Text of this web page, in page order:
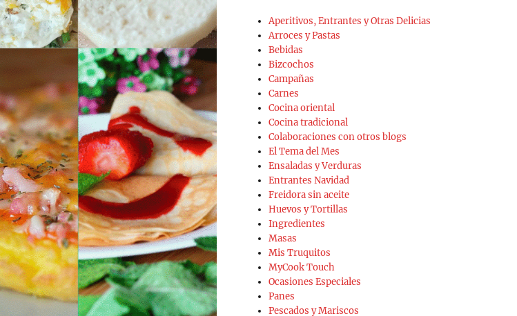
Aperitivos, Entrantes y Otras Delicias
Arroces y Pastas
Bebidas
Bizcochos
Campañas
Carnes
Cocina oriental
Cocina tradicional
Colaboraciones con otros blogs
El Tema del Mes
Ensaladas y Verduras
Entrantes Navidad
Freidora sin aceite
Huevos y Tortillas
Ingredientes
Masas
Mis Truquitos
MyCook Touch
Ocasiones Especiales
Panes
Pescados y Mariscos